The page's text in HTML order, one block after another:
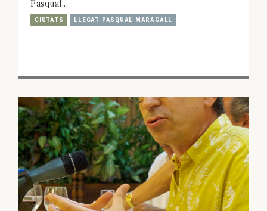
Pasqual...
CIUTATS LLEGAT PASQUAL MARAGALL